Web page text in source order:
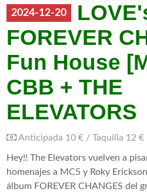
2024-12-20
FOREVER
Fun House
CBB + THE
ELEVATORS
Anticipada 10 € / Taquilla 12
Hey!! The Elevators vuelven a
homenajes a MC5 y Roky
álbum FOREVER CHANGES del